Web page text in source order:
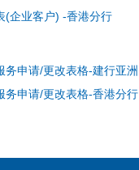
(企业客户) -香港分行
务申请/更改表格-建行亚洲
务申请/更改表格-香港分行